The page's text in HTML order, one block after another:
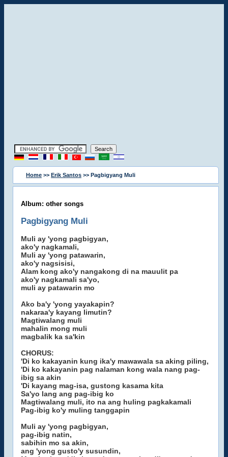
Home >> Erik Santos >> Pagbigyang Muli
Album: other songs
Pagbigyang Muli
Muli ay 'yong pagbigyan,
ako'y nagkamali,
Muli ay 'yong patawarin,
ako'y nagsisisi,
Alam kong ako'y nangakong di na mauulit pa
ako'y nagkamali sa'yo,
muli ay patawarin mo
Ako ba'y 'yong yayakapin?
nakaraa'y kayang limutin?
Magtiwalang muli
mahalin mong muli
magbalik ka sa'kin
CHORUS:
'Di ko kakayanin kung ika'y mawawala sa aking piling,
'Di ko kakayanin pag nalaman kong wala nang pag-
ibig sa akin
'Di kayang mag-isa, gustong kasama kita
Sa'yo lang ang pag-ibig ko
Magtiwalang muli, ito na ang huling pagkakamali
Pag-ibig ko'y muling tanggapin
Muli ay 'yong pagbigyan,
pag-ibig natin,
sabihin mo sa akin,
ang 'yong gusto'y susundin,